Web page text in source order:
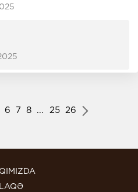
6 7 8 ... 25 26